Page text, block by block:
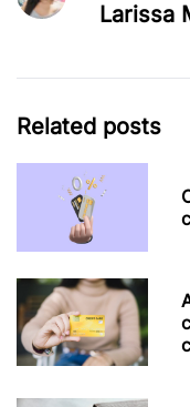
Larissa
Related posts